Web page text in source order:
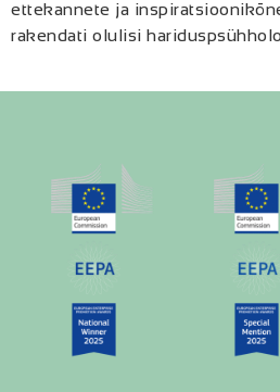
ettekannete ja
rakendati olulisi